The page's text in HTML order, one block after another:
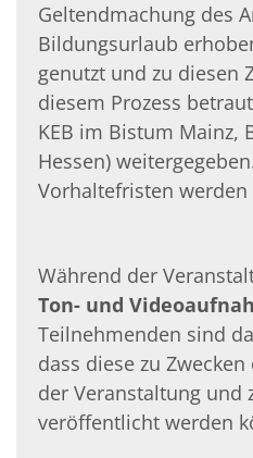
Geltendmachung des
Bildungsurlaub
genutzt und zu diesen
diesem Prozess
KEB im Bistum Mainz,
Hessen)
Vorhaltefristen
Während der
Ton- und
Teilnehmenden sind
dass diese zu
der Veranstaltung und
veröffentlicht werden